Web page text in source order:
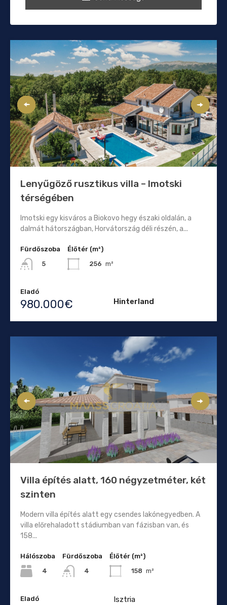
Lenyűgöző rusztikus villa – Imotski
térségében
Imotski egy kisváros a Biokovo hegy északi oldalán, a
dalmát hátországban, Horvátország déli részén, a...
Fürdőszoba
5
Élőtér (m²)
256 m²
Eladó
980.000€ Hinterland
Villa építés alatt, 160 négyzetméter, két
szinten
Modern villa építés alatt egy csendes lakónegyedben. A
villa előrehaladott stádiumban van fázisban van, és
158...
Hálószoba
4
Fürdőszoba
4
Élőtér (m²)
158 m²
Eladó
Isztria